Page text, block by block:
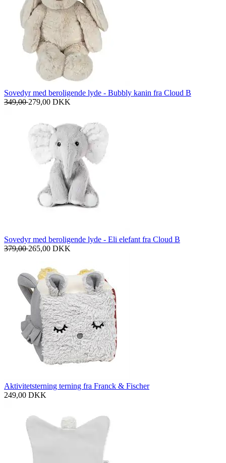
Sovedyr med beroligende lyde - Bubbly kanin fra Cloud B
349,00279,00 DKK
Sovedyr med beroligende lyde - Eli elefant fra Cloud B
379,00265,00 DKK
Aktivitetsterning terning fra Franck & Fischer
249,00 DKK